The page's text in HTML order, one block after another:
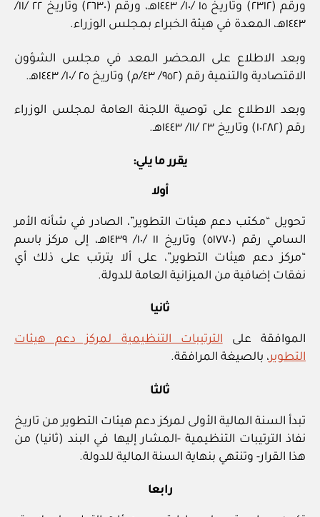
ورقم (٢٣١٢) وتاريخ ١٥ /١٠/ ١٤٤٣هـ، ورقم (٢٦٣٠) وتاريخ ٢٢ /١١/
١٤٤٣هـ، المعدة في هيئة الخبراء بمجلس الوزراء.
وبعد الاطلاع على المحضر المعد في مجلس الشؤون
الاقتصادية والتنمية رقم (٩٥٢/ ٤٣/م) وتاريخ ٢٥ /١٠/ ١٤٤٣هـ.
وبعد الاطلاع على توصية اللجنة العامة لمجلس الوزراء
رقم (١٠٢٨٢) وتاريخ ٢٣ /١١/ ١٤٤٣هـ.
يقرر ما يلي:
أولا
تحويل “مكتب دعم هيئات التطوير”، الصادر في شأنه الأمر
السامي رقم (٥١٧٧٠) وتاريخ ١١ /١٠/ ١٤٣٩هـ، إلى مركز باسم
“مركز دعم هيئات التطوير”، على ألا يترتب على ذلك أي
نفقات إضافية من الميزانية العامة للدولة.
ثانيا
الموافقة علىالترتيبات التنظيمية لمركز دعم هيئات
التطوير، بالصيغة المرافقة.
ثالثا
تبدأ السنة المالية الأولى لمركز دعم هيئات التطوير من تاريخ
نفاذ الترتيبات التنظيمية -المشار إليها في البند (ثانيا) من
هذا القرار- وتنتهي بنهاية السنة المالية للدولة.
رابعا